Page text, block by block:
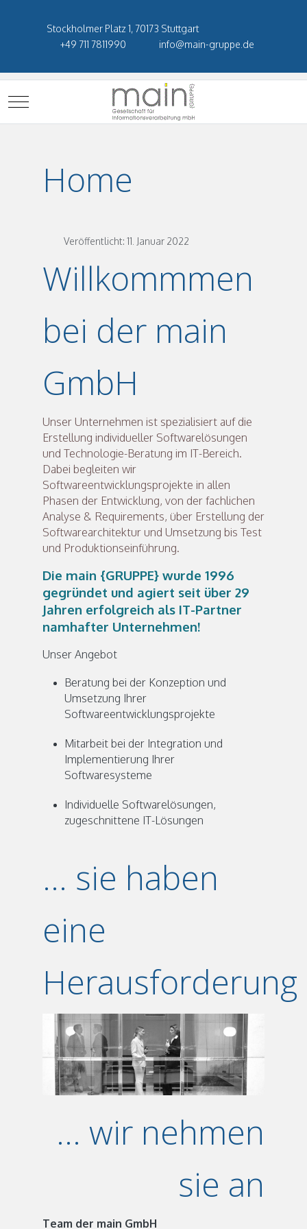
Stockholmer Platz 1, 70173 Stuttgart
+49 711 7811990
info@main-gruppe.de
Mobile Menu Toggle
Home
Veröffentlicht: 11. Januar 2022
Willkommmen
bei der main
GmbH
Unser Unternehmen ist spezialisiert auf die
Erstellung individueller Softwarelösungen
und Technologie-Beratung im IT-Bereich.
Dabei begleiten wir
Softwareentwicklungsprojekte in allen
Phasen der Entwicklung, von der fachlichen
Analyse & Requirements, über Erstellung der
Softwarearchitektur und Umsetzung bis Test
und Produktionseinführung.
Die main {GRUPPE} wurde 1996
gegründet und agiert seit über 29
Jahren erfolgreich als IT-Partner
namhafter Unternehmen!
Unser Angebot
Beratung bei der Konzeption und
Umsetzung Ihrer
Softwareentwicklungsprojekte
Mitarbeit bei der Integration und
Implementierung Ihrer
Softwaresysteme
Individuelle Softwarelösungen,
zugeschnittene IT-Lösungen
... sie haben
eine
Herausforderung
... wir nehmen
sie an
Team der main GmbH